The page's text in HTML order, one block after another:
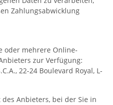
Zahlungsabwicklung
oder mehrere Online-
zur Verfügung:
22-24 Boulevard Royal, L-
Anbieters, bei der Sie in